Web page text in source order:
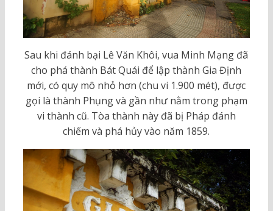
Sau khi đánh bại Lê Văn Khôi, vua Minh Mạng đã
cho phá thành Bát Quái để lập thành Gia Định
mới, có quy mô nhỏ hơn (chu vi 1.900 mét), được
gọi là thành Phụng và gần như nằm trong phạm
vi thành cũ. Tòa thành này đã bị Pháp đánh
chiếm và phá hủy vào năm 1859.